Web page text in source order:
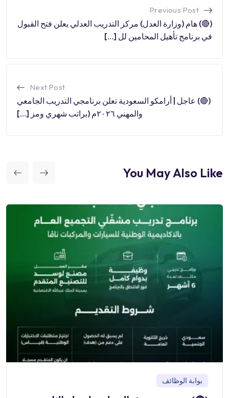
Previous Post
(🔴) هام (وزارة العدل) مركز التدريب العدلي يعلن فتح القبول
في برنامج تأهيل المحامين لل […]
Next Post
(🔴) عاجل | أرامكو السعودية تعلن برنامجي التدريب الجامعي
والمهني ٢٠٢٦م (براتب شهري ومز […]
You May Also Like
بوابة الوظائف